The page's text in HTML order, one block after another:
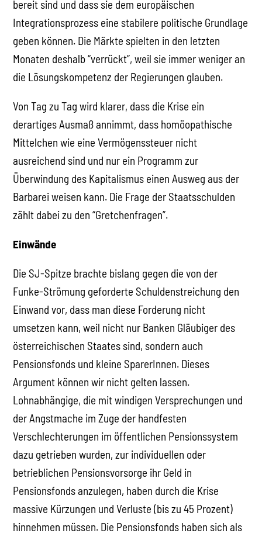
bereit sind und dass sie dem europäischen
Integrationsprozess eine stabilere politische Grundlage
geben können. Die Märkte spielten in den letzten
Monaten deshalb “verrückt”, weil sie immer weniger an
die Lösungskompetenz der Regierungen glauben.
Von Tag zu Tag wird klarer, dass die Krise ein
derartiges Ausmaß annimmt, dass homöopathische
Mittelchen wie eine Vermögenssteuer nicht
ausreichend sind und nur ein Programm zur
Überwindung des Kapitalismus einen Ausweg aus der
Barbarei weisen kann. Die Frage der Staatsschulden
zählt dabei zu den “Gretchenfragen”.
Einwände
Die SJ-Spitze brachte bislang gegen die von der
Funke-Strömung geforderte Schuldenstreichung den
Einwand vor, dass man diese Forderung nicht
umsetzen kann, weil nicht nur Banken Gläubiger des
österreichischen Staates sind, sondern auch
Pensionsfonds und kleine SparerInnen. Dieses
Argument können wir nicht gelten lassen.
Lohnabhängige, die mit windigen Versprechungen und
der Angstmache im Zuge der handfesten
Verschlechterungen im öffentlichen Pensionssystem
dazu getrieben wurden, zur individuellen oder
betrieblichen Pensionsvorsorge ihr Geld in
Pensionsfonds anzulegen, haben durch die Krise
massive Kürzungen und Verluste (bis zu 45 Prozent)
hinnehmen müssen. Die Pensionsfonds haben sich als